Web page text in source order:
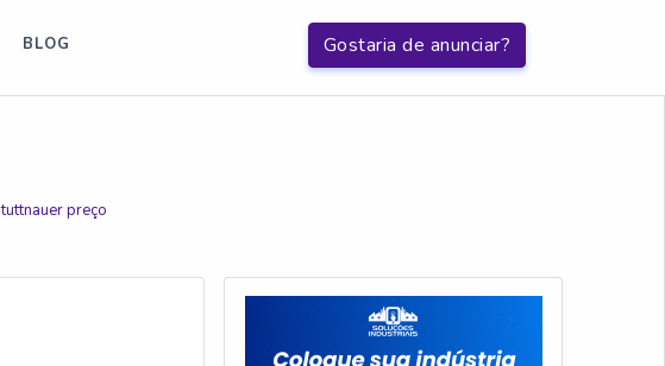
Gostaria de anunciar?
BLOG
preço